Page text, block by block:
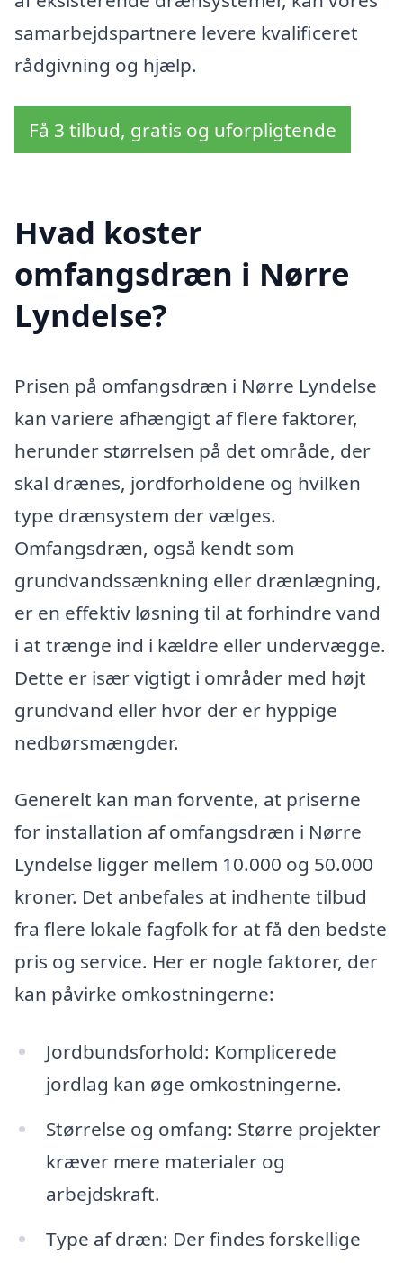
samarbejdspartnere levere kvalificeret
rådgivning og hjælp.
Få 3 tilbud, gratis og uforpligtende
Hvad koster
omfangsdræn i Nørre
Lyndelse?
Prisen på omfangsdræn i Nørre Lyndelse
kan variere afhængigt af flere faktorer,
herunder størrelsen på det område, der
skal drænes, jordforholdene og hvilken
type drænsystem der vælges.
Omfangsdræn, også kendt som
grundvandssænkning eller drænlægning,
er en effektiv løsning til at forhindre vand
i at trænge ind i kældre eller undervægge.
Dette er især vigtigt i områder med højt
grundvand eller hvor der er hyppige
nedbørsmængder.
Generelt kan man forvente, at priserne
for installation af omfangsdræn i Nørre
Lyndelse ligger mellem 10.000 og 50.000
kroner. Det anbefales at indhente tilbud
fra flere lokale fagfolk for at få den bedste
pris og service. Her er nogle faktorer, der
kan påvirke omkostningerne:
Jordbundsforhold: Komplicerede
jordlag kan øge omkostningerne.
Størrelse og omfang: Større projekter
kræver mere materialer og
arbejdskraft.
Type af dræn: Der findes forskellige